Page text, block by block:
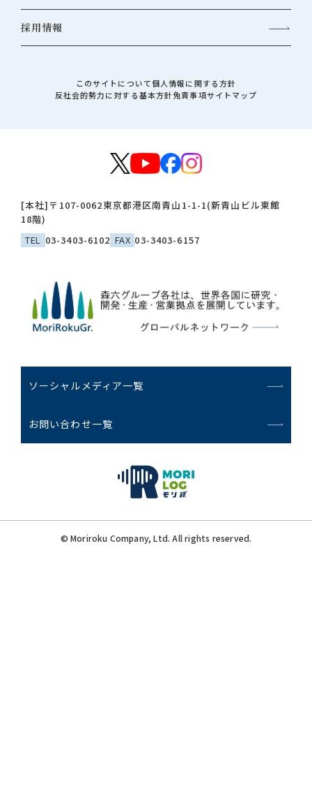
[本社] 〒107-0062東京都港区南青山1-1-1(新青山ビル東館
18階)
TEL 03-3403-6102 FAX 03-3403-6157
ソーシャルメディア一覧
お問い合わせ一覧
採用情報
このサイトについて個人情報に関する方針
反社会的勢力に対する基本方針免責事項サイトマップ
© Moriroku Company, Ltd. All rights reserved.